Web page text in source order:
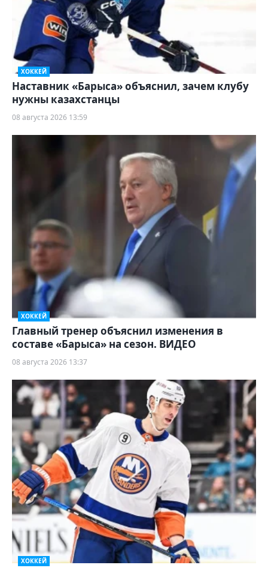
ХОККЕЙ
Наставник «Барыса» объяснил, зачем клубу
нужны казахстанцы
08 августа 2026 13:59
ХОККЕЙ
Главный тренер объяснил изменения в
составе «Барыса» на сезон. ВИДЕО
08 августа 2026 13:37
ХОККЕЙ